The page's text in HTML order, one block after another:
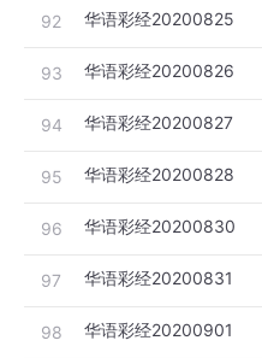
92 华语彩经20200825
93 华语彩经20200826
94 华语彩经20200827
95 华语彩经20200828
96 华语彩经20200830
97 华语彩经20200831
98 华语彩经20200901